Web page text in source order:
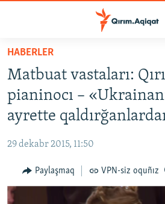
Esas
qaytmaq
Baş
navigatsiyağa
qaytmaq
Qıdıruvğa
HABERLER
İQTİSADİYAT
MEDENİYET
İNSAN AQLARI
VİDEO
HABERLER
Matbuat vastaları:
pianinocı –
ayrette
29 dekabr 2015, 11:50
Paylaşmaq VPN-siz oquñız